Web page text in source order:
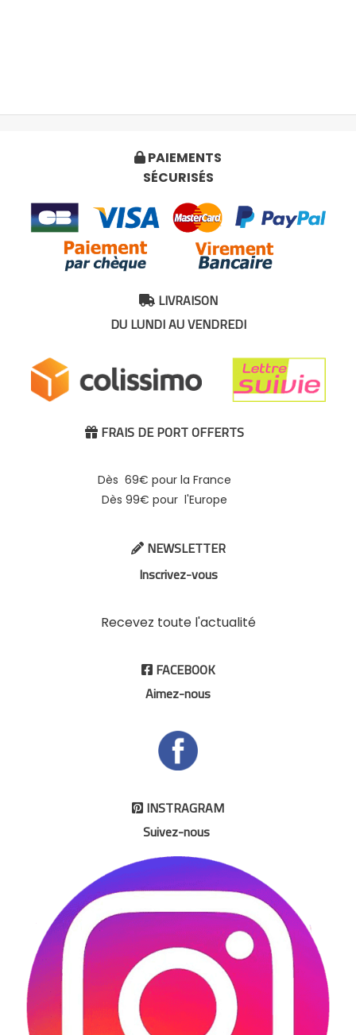
 PAIEMENTS
SÉCURISÉS
LIVRAISON
DU LUNDI AU VENDREDI
 FRAIS DE PORT OFFERTS
Dès 69€ pour la France
Dès 99€ pour l'Europe
NEWSLETTER
Inscrivez-vous
Recevez toute l'actualité
FACEBOOK
Aimez-nous
 INSTRAGRAM
Suivez-nous